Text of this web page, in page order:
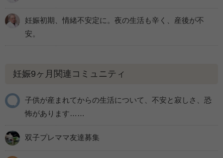
妊娠初期、情緒不安定に。夜の生活も辛く、産後が不
安。
妊娠9ヶ月関連コミュニティ
子供が産まれてからの生活について、不安と寂しさ、恐
怖があります……
双子プレママ友達募集